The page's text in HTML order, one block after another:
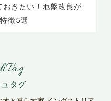
きたい！地盤改良が
徴5選